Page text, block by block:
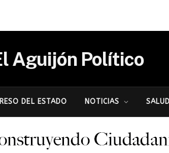
Aguijón Político
DEL ESTADO NOTICIAS SALUD